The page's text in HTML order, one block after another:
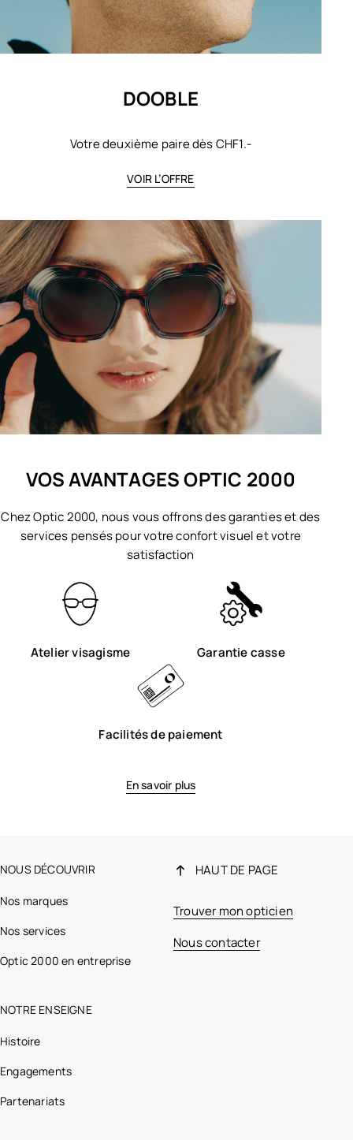
DOOBLE
Votre deuxième paire dès CHF1.-
VOIR L’OFFRE
VOS AVANTAGES OPTIC 2000
Chez Optic 2000, nous vous offrons des garanties et des
services pensés pour votre confort visuel et votre
satisfaction
Atelier visagisme Garantie casse
Facilités de paiement
En savoir plus
NOUS DÉCOUVRIR
Nos marques
Nos services
Optic 2000 en entreprise
NOTRE ENSEIGNE
Histoire
Engagements
Partenariats
HAUT DE PAGE
Trouver mon opticien
Nous contacter